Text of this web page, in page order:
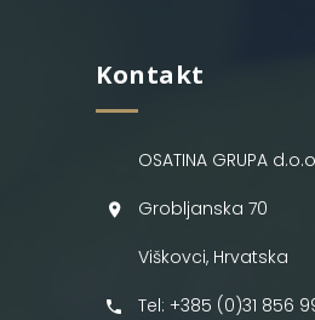
Kontakt
OSATINA GRUPA
Grobljanska 70
Viškovci, Hrvatska
Tel: +385 (0)31 856